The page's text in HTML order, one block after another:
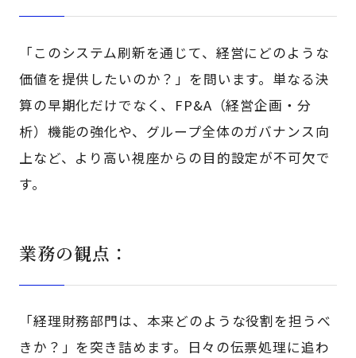
「このシステム刷新を通じて、経営にどのような
価値を提供したいのか？」を問います。単なる決
算の早期化だけでなく、FP&A（経営企画・分
析）機能の強化や、グループ全体のガバナンス向
上など、より高い視座からの目的設定が不可欠で
す。
業務の観点：
「経理財務部門は、本来どのような役割を担うべ
きか？」を突き詰めます。日々の伝票処理に追わ